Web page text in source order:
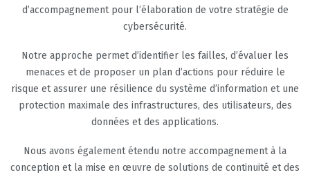
d’accompagnement pour l’élaboration de votre stratégie de
cybersécurité.
Notre approche permet d’identifier les failles, d’évaluer les
menaces et de proposer un plan d’actions pour réduire le
risque et assurer une résilience du système d’information et une
protection maximale des infrastructures, des utilisateurs, des
données et des applications.
Nous avons également étendu notre accompagnement à la
conception et la mise en œuvre de solutions de continuité et des